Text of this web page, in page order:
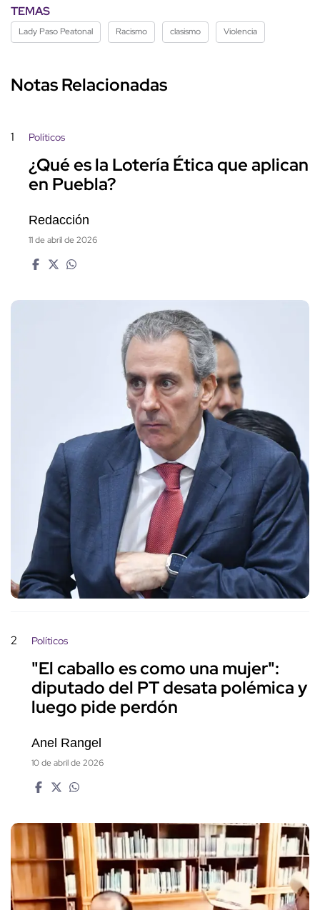
TEMAS
Lady Paso Peatonal Racismo clasismo Violencia
Notas Relacionadas
1 Políticos
¿Qué es la Lotería Ética que aplican
en Puebla?
Redacción
11 de abril de 2026
2 Políticos
"El caballo es como una mujer":
diputado del PT desata polémica y
luego pide perdón
Anel Rangel
10 de abril de 2026